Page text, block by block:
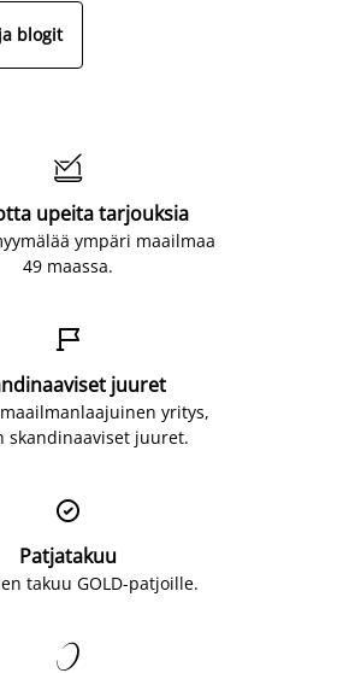
blogit

upeita tarjouksia
ympäri maailmaa
49 maassa.

juuret
yritys,
skandinaaviset juuret.

Patjatakuu
takuu GOLD-patjoille.
